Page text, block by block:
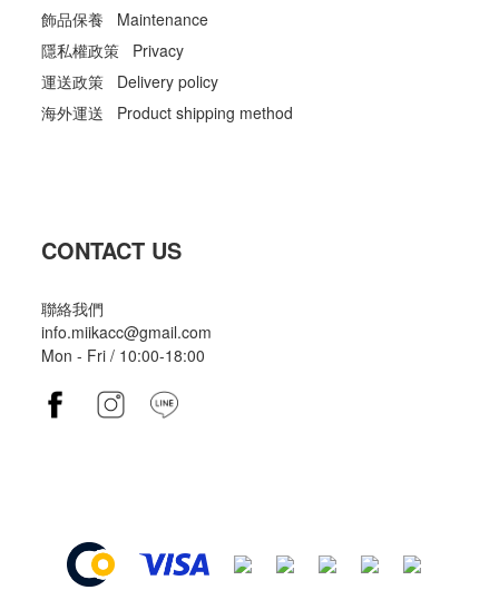
飾品保養 Maintenance
隱私權政策 Privacy
運送政策 Delivery policy
海外運送 Product shipping method
CONTACT US
聯絡我們
info.miikacc@gmail.com
Mon - Fri / 10:00-18:00